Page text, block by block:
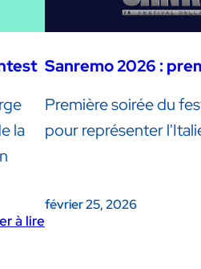
la
à lire
Sanremo 2026 :
Première soirée du
pour représenter
février 25, 2026